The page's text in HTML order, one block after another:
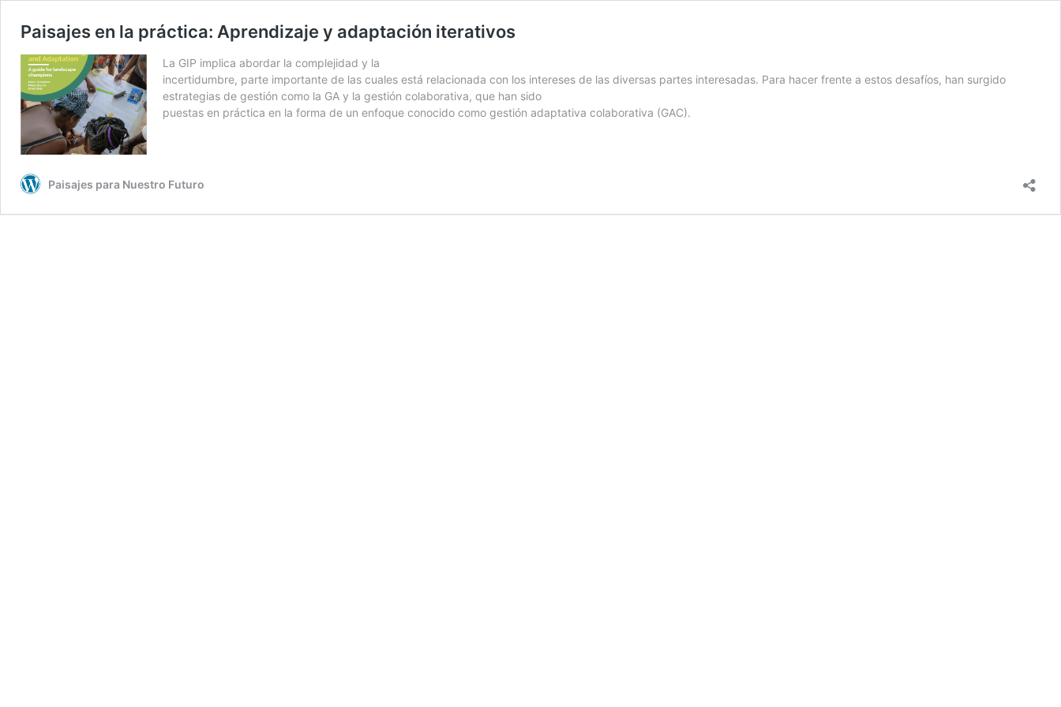
Paisajes en la práctica: Aprendizaje y adaptación iterativos
La GIP implica abordar la complejidad y la
incertidumbre, parte importante de las cuales está relacionada con los intereses de las diversas partes interesadas. Para hacer frente a estos desafíos, han surgido
estrategias de gestión como la GA y la gestión colaborativa, que han sido
puestas en práctica en la forma de un enfoque conocido como gestión adaptativa colaborativa (GAC).
Paisajes para Nuestro Futuro